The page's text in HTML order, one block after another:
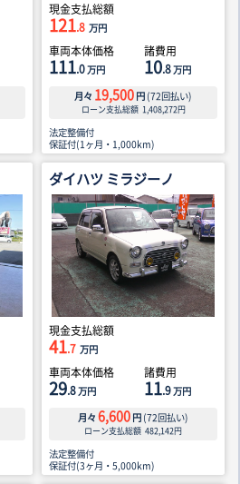
現金支払総額
121.8 万円
車両本体価格
111.0万円
諸費用
10.8万円
月々 19,500 円 (72回払い)
ローン支払総額 1,408,272円
法定整備付
保証付(1ヶ月・1,000km)
ダイハツ ミラジーノ
現金支払総額
41.7 万円
車両本体価格
29.8万円
諸費用
11.9万円
月々 6,600 円 (72回払い)
ローン支払総額 482,142円
法定整備付
保証付(3ヶ月・5,000km)